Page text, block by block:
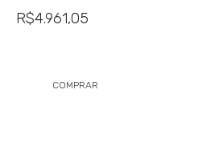
R$4.961,05
COMPRAR